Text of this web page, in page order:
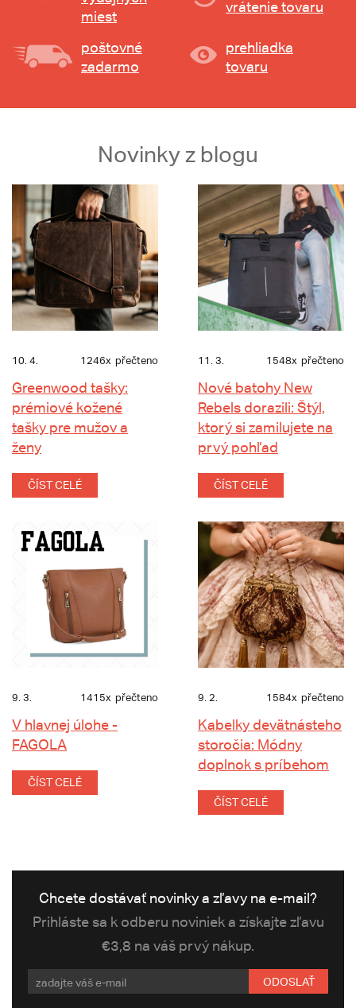
miest
vrátenie tovaru
poštovné
zadarmo
prehliadka
tovaru
Novinky z blogu
10. 4. 1246x přečteno
Greenwood tašky:
prémiové kožené
tašky pre mužov a
ženy
ČÍST CELÉ
11. 3. 1548x přečteno
Nové batohy New
Rebels dorazili: Štýl,
ktorý si zamilujete na
prvý pohľad
ČÍST CELÉ
9. 3. 1415x přečteno
V hlavnej úlohe -
FAGOLA
ČÍST CELÉ
9. 2. 1584x přečteno
Kabelky devätnásteho
storočia: Módny
doplnok s príbehom
ČÍST CELÉ
Chcete dostávať novinky a zľavy na e-mail?
Prihláste sa k odberu noviniek a získajte zľavu
€3,8 na váš prvý nákup.
ODOSLAŤ